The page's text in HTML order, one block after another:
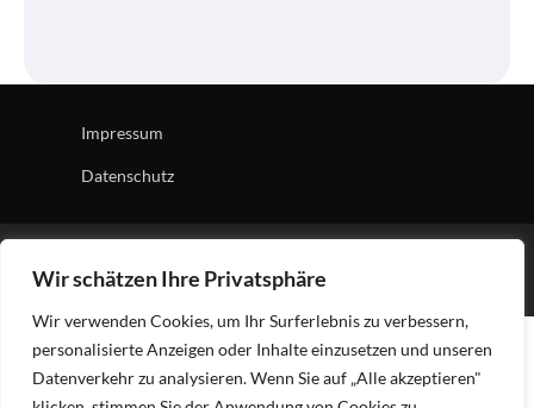
Wir schätzen Ihre Privatsphäre
Wir verwenden Cookies, um Ihr Surferlebnis zu verbessern,
personalisierte Anzeigen oder Inhalte einzusetzen und unseren
Datenverkehr zu analysieren. Wenn Sie auf „Alle akzeptieren"
Impressum
Datenschutz
| Powered byWordPress.